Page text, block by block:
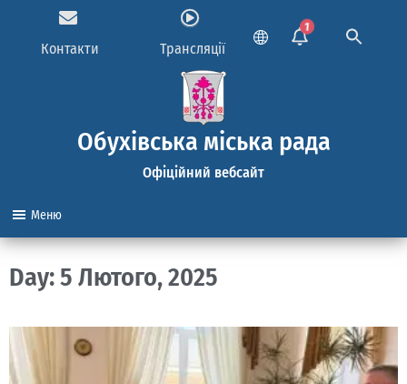
Контакти Трансляції
1
Обухівська міська рада
Офіційний вебсайт
Меню
Day: 5 Лютого, 2025